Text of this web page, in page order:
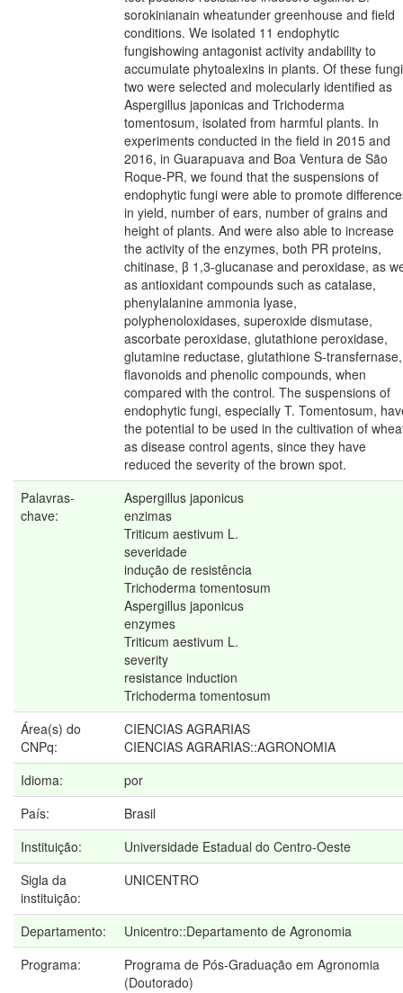
sorokinianain wheatunder greenhouse and field
conditions. We isolated 11 endophytic
fungishowing antagonist activity andability to
accumulate phytoalexins in plants. Of these
two were selected and molecularly identified as
Aspergillus japonicas and Trichoderma
tomentosum, isolated from harmful plants. In
experiments conducted in the field in 2015 and
2016, in Guarapuava and Boa Ventura de São
Roque-PR, we found that the suspensions of
endophytic fungi were able to promote
in yield, number of ears, number of grains and
height of plants. And were also able to increase
the activity of the enzymes, both PR proteins,
chitinase, β 1,3-glucanase and peroxidase, as
as antioxidant compounds such as catalase,
phenylalanine ammonia lyase,
polyphenoloxidases, superoxide dismutase,
ascorbate peroxidase, glutathione peroxidase,
glutamine reductase, glutathione S-transfernase,
flavonoids and phenolic compounds, when
compared with the control. The suspensions of
endophytic fungi, especially T. Tomentosum,
the potential to be used in the cultivation of
as disease control agents, since they have
reduced the severity of the brown spot.
Palavras-
chave:
Aspergillus japonicus
enzimas
Triticum aestivum L.
severidade
indução de resistência
Trichoderma tomentosum
Aspergillus japonicus
enzymes
Triticum aestivum L.
severity
resistance induction
Trichoderma tomentosum
Área(s) do
CNPq:
CIENCIAS AGRARIAS
CIENCIAS AGRARIAS::AGRONOMIA
Idioma:
por
País:
Brasil
Instituição:
Universidade Estadual do Centro-Oeste
Sigla da
instituição:
UNICENTRO
Departamento:
Unicentro::Departamento de Agronomia
Programa:
Programa de Pós-Graduação em Agronomia
(Doutorado)